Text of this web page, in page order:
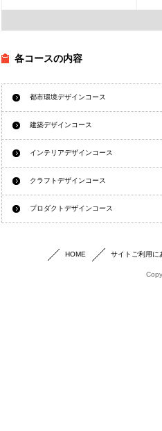
各コースの内容
都市環境デザインコース
建築デザインコース
インテリアデザインコース
クラフトデザインコース
プロダクトデザインコース
HOME サイトご利用に